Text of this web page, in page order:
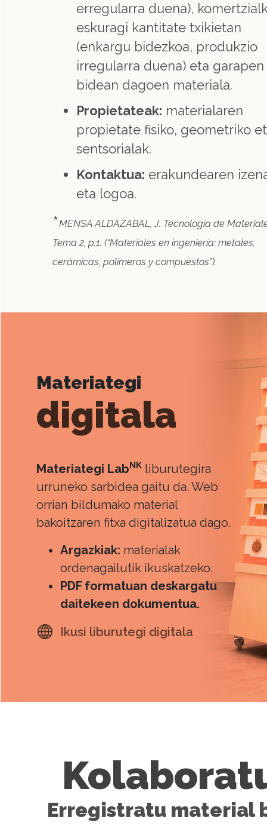
erregularra duena),
eskuragi kantitate txikietan
(enkargu bidezkoa, produkzio
irregularra duena) eta garapen
bidean dagoen materiala.
Propietateak: materialaren
propietate fisiko, geometriko
sentsorialak.
Kontaktua: erakundearen
eta logoa.
*MENSA ALDAZABAL, J. Tecnología de
Tema 2, p.1. (“Materiales en ingeniería: metales,
cerámicas, polímeros y compuestos”).
Materiategi
digitala
Materiategi LabNK liburutegira
urruneko sarbidea gaitu da. Web
orrian bildumako material
bakoitzaren fitxa digitalizatua dago.
Argazkiak: materialak
ordenagailutik ikuskatzeko.
PDF formatuan deskargatu
daitekeen dokumentua.
Ikusi liburutegi digitala
Erregistratu material